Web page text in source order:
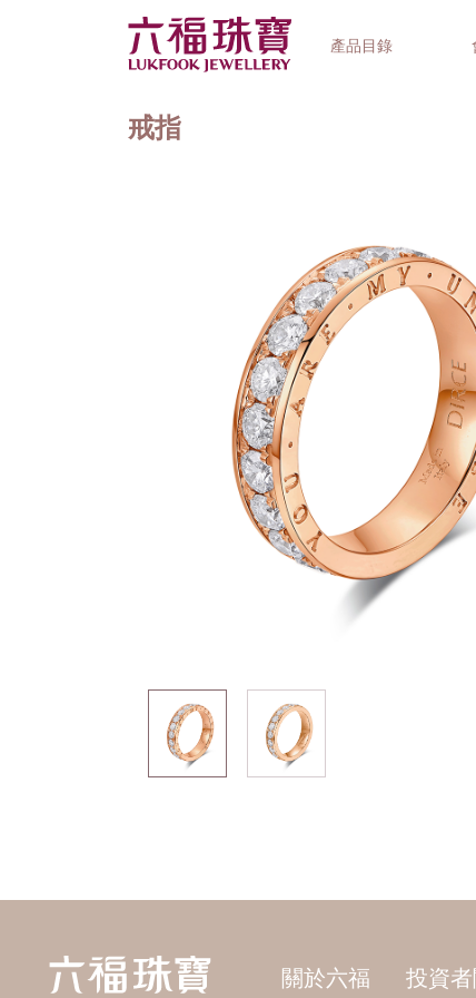
產品目錄
戒指
關於六福 投資